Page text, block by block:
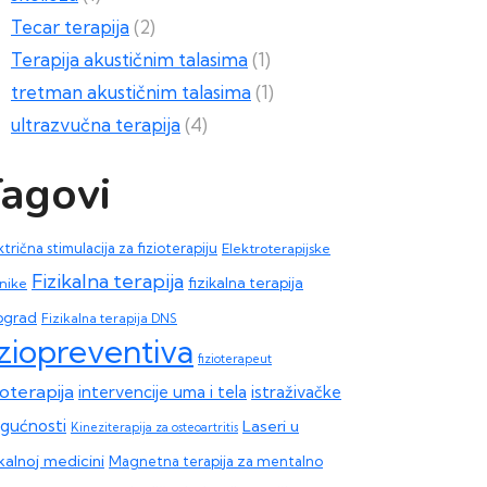
Tecar terapija (2)
Terapija akustičnim talasima (1)
tretman akustičnim talasima (1)
ultrazvučna terapija (4)
stimulacija za fizioterapiju Elektroterapijske
Fizikalna terapija fizikalna terapija
Fizikalna terapija DNS
fizioterapeut
intervencije uma i tela istraživačke
Kineziterapija za osteoartritis Laseri u
medicini Magnetna terapija za mentalno